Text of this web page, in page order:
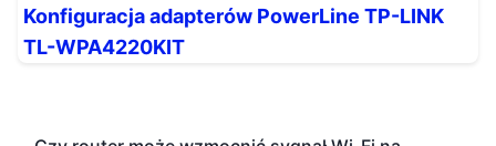
Konfiguracja adapterów PowerLine TP-LINK
TL-WPA4220KIT